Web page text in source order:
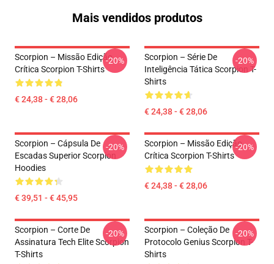
Mais vendidos produtos
Scorpion – Missão Edição
Crítica Scorpion T-Shirts
€ 24,38 - € 28,06
-20%
Scorpion – Série De
Inteligência Tática Scorpion T-
Shirts
€ 24,38 - € 28,06
-20%
Scorpion – Cápsula De
Escadas Superior Scorpion
Hoodies
€ 39,51 - € 45,95
-20%
Scorpion – Missão Edição
Crítica Scorpion T-Shirts
€ 24,38 - € 28,06
-20%
Scorpion – Corte De
Assinatura Tech Elite Scorpion
T-Shirts
-20%
Scorpion – Coleção De
Protocolo Genius Scorpion T-
Shirts
-20%